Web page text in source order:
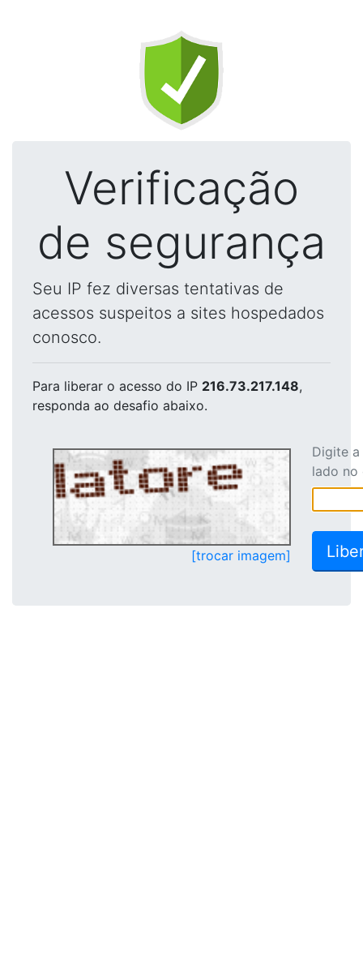
Verificação
de segurança
Seu IP fez diversas tentativas de
acessos suspeitos a sites hospedados
conosco.
Para liberar o acesso do IP 216.73.217.148,
responda ao desafio abaixo.
[trocar imagem]
Digite
lado no